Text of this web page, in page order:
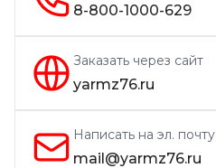
8-800-1000-629
Заказать через сайт
yarmz76.ru
Написать на эл. почту
mail@yarmz76.ru